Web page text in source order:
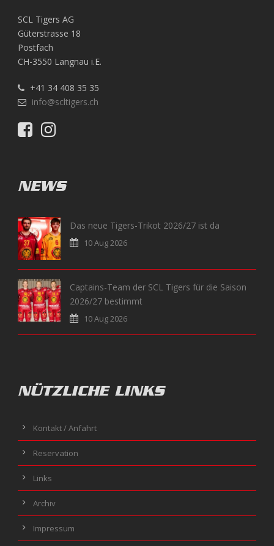
SCL Tigers AG
Güterstrasse 18
Postfach
CH-3550 Langnau i.E.
+41 34 408 35 35
info@scltigers.ch
NEWS
Das neue Tigers-Trikot 2026/27 ist da
10 Aug 2026
Captains-Team der SCL Tigers für die Saison
2026/27 bestimmt
10 Aug 2026
NÜTZLICHE LINKS
Kontakt / Anfahrt
Reservation
Links
Archiv
Impressum